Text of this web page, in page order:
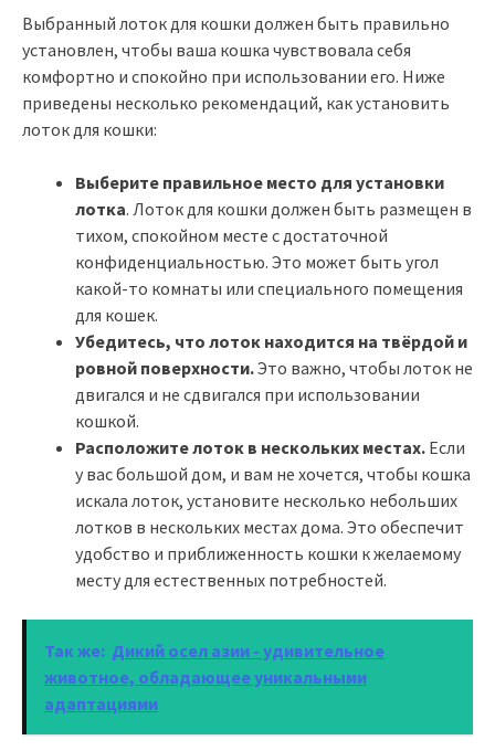
Выбранный лоток для кошки должен быть правильно
установлен, чтобы ваша кошка чувствовала себя
комфортно и спокойно при использовании его. Ниже
приведены несколько рекомендаций, как установить
лоток для кошки:
Выберите правильное место для установки
лотка. Лоток для кошки должен быть размещен в
тихом, спокойном месте с достаточной
конфиденциальностью. Это может быть угол
какой-то комнаты или специального помещения
для кошек.
Убедитесь, что лоток находится на твёрдой и
ровной поверхности.Это важно, чтобы лоток не
двигался и не сдвигался при использовании
кошкой.
Расположите лоток в нескольких местах. Если
у вас большой дом, и вам не хочется, чтобы кошка
искала лоток, установите несколько небольших
лотков в нескольких местах дома. Это обеспечит
удобство и приближенность кошки к желаемому
месту для естественных потребностей.
Так же: Дикий осел азии - удивительное
животное, обладающее уникальными
адаптациями